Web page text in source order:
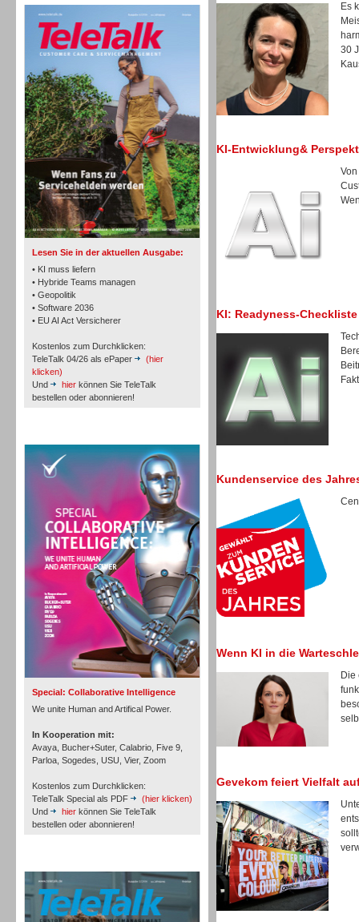
Lesen Sie in der aktuellen Ausgabe:
• KI muss liefern
• Hybride Teams managen
• Geopolitik
• Software 2036
• EU AI Act Versicherer
Kostenlos zum Durchklicken:
TeleTalk 04/26 als ePaper
(hier
klicken)
Und
hier können Sie TeleTalk
bestellen oder abonnieren!
Special: Collaborative Intelligence
We unite Human and Artifical Power.
In Kooperation mit:
Avaya, Bucher+Suter, Calabrio, Five 9,
Parloa, Sogedes, USU, Vier, Zoom
Kostenlos zum Durchklicken:
TeleTalk Special als PDF
(hier klicken)
Und
hier können Sie TeleTalk
bestellen oder abonnieren!
TK- und ACD-Systeme
Workforce-Management
Personal
Inbound
Es
30
KI-Entwicklung&
KI: Readyness-Checkliste
Kundenservice des
Wenn KI in die
Die
Gevekom feiert Vielfalt